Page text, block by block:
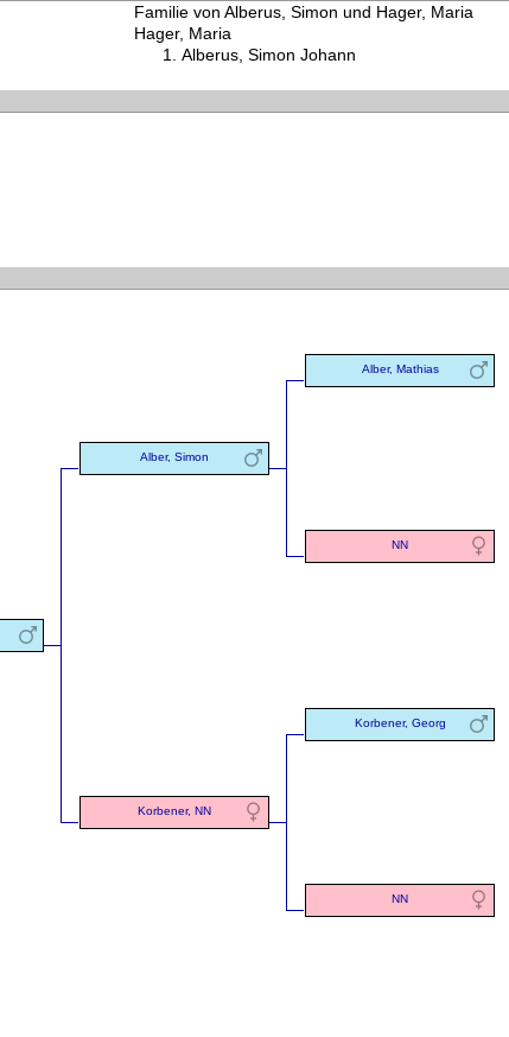
Familie von Alberus, Simon und Hager, Maria
Hager, Maria
Alberus, Simon Johann
Alber, Simon
Alber, Mathias
NN
Korbener, NN
Korbener, Georg
NN